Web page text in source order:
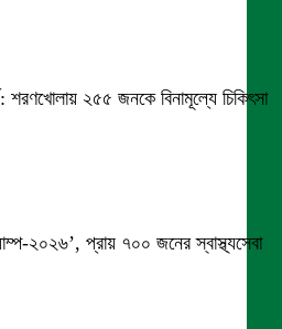
শরণখোলায় ২৫৫ জনকে বিনামূল্যে চিকিৎসা
২০২৬’, প্রায় ৭০০ জনের স্বাস্থ্যসেবা